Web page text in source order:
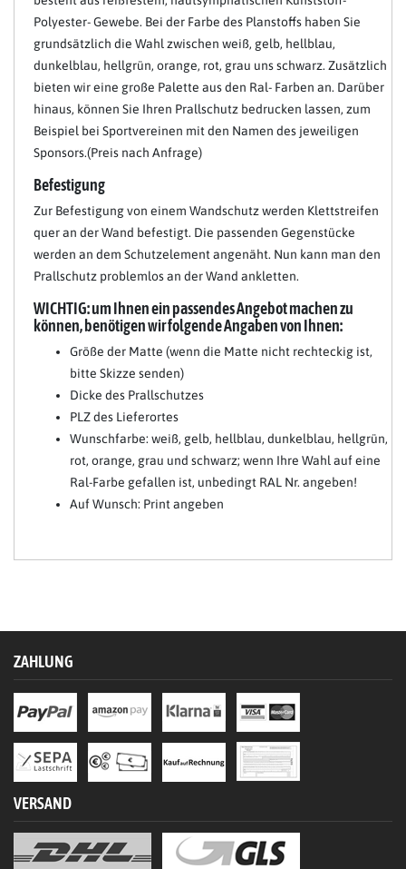
Polyester- Gewebe. Bei der Farbe des Planstoffs haben Sie
grundsätzlich die Wahl zwischen weiß, gelb, hellblau,
dunkelblau, hellgrün, orange, rot, grau uns schwarz. Zusätzlich
bieten wir eine große Palette aus den Ral- Farben an. Darüber
hinaus, können Sie Ihren Prallschutz bedrucken lassen, zum
Beispiel bei Sportvereinen mit den Namen des jeweiligen
Sponsors.(Preis nach Anfrage)
Befestigung
Zur Befestigung von einem Wandschutz werden Klettstreifen
quer an der Wand befestigt. Die passenden Gegenstücke
werden an dem Schutzelement angenäht. Nun kann man den
Prallschutz problemlos an der Wand ankletten.
WICHTIG: um Ihnen ein passendes Angebot machen zu
können, benötigen wir folgende Angaben von Ihnen:
Größe der Matte (wenn die Matte nicht rechteckig ist,
bitte Skizze senden)
Dicke des Prallschutzes
PLZ des Lieferortes
Wunschfarbe: weiß, gelb, hellblau, dunkelblau, hellgrün,
rot, orange, grau und schwarz; wenn Ihre Wahl auf eine
Ral-Farbe gefallen ist, unbedingt RAL Nr. angeben!
Auf Wunsch: Print angeben
ZAHLUNG
VERSAND